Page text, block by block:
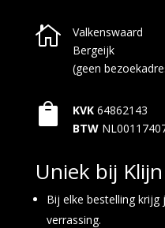

Valkenswaard
Bergeijk
(geen
 KVK 64862143
BTW
Uniek bij
Bij elke bestelling krijg
verrassing.